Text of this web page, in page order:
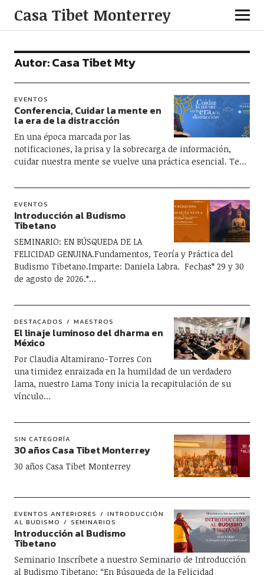
Casa Tibet Monterrey
Autor:Casa Tibet Mty
EVENTOS
Conferencia, Cuidar la mente en
la era de la distracción
En una época marcada por las
notificaciones, la prisa y la sobrecarga de información,
cuidar nuestra mente se vuelve una práctica esencial. Te…
EVENTOS
Introducción al Budismo
Tibetano
SEMINARIO: EN BÚSQUEDA DE LA
FELICIDAD GENUINA.Fundamentos, Teoría y Práctica del
Budismo Tibetano.Imparte: Daniela Labra. Fechas* 29 y 30
de agosto de 2026.*…
DESTACADOS MAESTROS
El linaje luminoso del dharma en
México
Por Claudia Altamirano-Torres Con
una timidez enraizada en la humildad de un verdadero
lama, nuestro Lama Tony inicia la recapitulación de su
vínculo…
SIN CATEGORÍA
30 años Casa Tibet Monterrey
30 años Casa Tibet Monterrey
EVENTOS ANTERIORES
INTRODUCCIÓN
AL BUDISMO
SEMINARIOS
Introducción al Budismo
Tibetano
Seminario Inscríbete a nuestro Seminario de Introducción
al Budismo Tibetano: “En Búsqueda de la Felicidad